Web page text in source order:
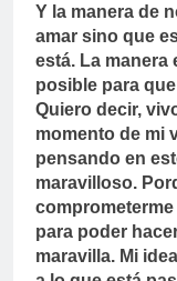
Y la manera de
amar sino que
está. La manera
posible para
Quiero decir,
momento de mi
pensando en
maravilloso.
para poder
maravilla. Mi